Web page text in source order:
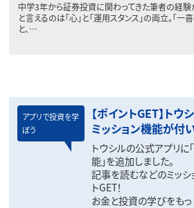
中学3年から証券投資に関わってきた筆者の経験
と言えるのは「心」と「運用スタンス」の両立。「
と、…
アプリで投資を学
ぼう
【ポイントGET】ト
ミッション機能が付
トウシルの公式アプリに
能」を追加しました。
記事を読むなどのミッシ
トGET！
お金と投資の学びをもっ